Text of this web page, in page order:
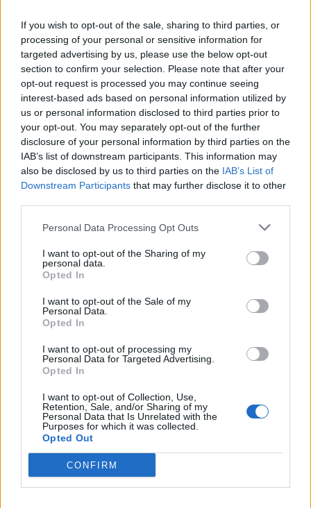
If you wish to opt-out of the sale, sharing to third parties, or
processing of your personal or sensitive information for
targeted advertising by us, please use the below opt-out
section to confirm your selection. Please note that after your
opt-out request is processed you may continue seeing
interest-based ads based on personal information utilized by
us or personal information disclosed to third parties prior to
your opt-out. You may separately opt-out of the further
disclosure of your personal information by third parties on the
IAB’s list of downstream participants. This information may
also be disclosed by us to third parties on the IAB’s List of
Downstream Participants that may further disclose it to other
Personal Data Processing Opt Outs
I want to opt-out of the Sharing of my
personal data.
Opted In
I want to opt-out of the Sale of my
Personal Data.
Opted In
I want to opt-out of processing my
Personal Data for Targeted Advertising.
Opted In
I want to opt-out of Collection, Use,
Retention, Sale, and/or Sharing of my
Personal Data that Is Unrelated with the
Purposes for which it was collected.
Opted Out
CONFIRM
Les hamsters, gerbilles, lapins ou cochon d’Inde ont
des besoins particuliers en termes d’espace,
d’alimentation et de stimulation. Par exemple, un
lapin doit disposer d’un enclos spacieux avec des
surfaces pour courir et sauter.
Les rongeurs sont souvent en besoin constant de
matériel de chewing (branches, os de seiche) pour
préserver leur dentition. La nourriture doit être
spécifique à leur espèce, riche en fibres et équilibrée.
Les oiseaux : un espace de vol, une
alimentation adaptée et des
enrichissements
Les oiseaux ont besoin d’un cage adaptée à leur taille,
avec des perchoirs, des jouets et suffisamment
d’espace pour voler. Leur alimentation doit être
compléments spécifiques selon l’espèce.
environnement. Leur habitat doit être enrichi pour
éviter l’ennui et le stress.
Les enjeux liés au bien-être animal
et à la responsabilité du propriétaire